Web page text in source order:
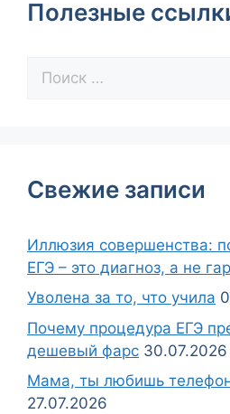
Полезные
Свежие записи
Иллюзия совершенства:
ЕГЭ – это диагноз, а не
Уволена за то, что учила
Почему процедура ЕГЭ
дешевый фарс 30.07.2026
Мама, ты любишь
27.07.2026